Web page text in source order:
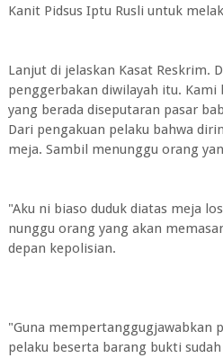
Kanit Pidsus Iptu Rusli untuk
Lanjut di jelaskan Kasat Reskrim.
penggerbakan diwilayah itu.
yang berada diseputaran pasar
Dari pengakuan pelaku bahwa
meja. Sambil menunggu orang
"Aku ni biaso duduk diatas meja
nunggu orang yang akan
depan kepolisian.
"Guna mempertanggugjawabkan
pelaku beserta barang bukti